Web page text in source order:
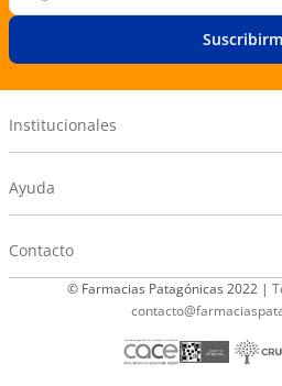
Institucionales
Ayuda
Contacto
© Farmacias Patagónicas 2022 |